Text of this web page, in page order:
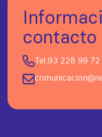
contacto
Tel.93 228 99 72